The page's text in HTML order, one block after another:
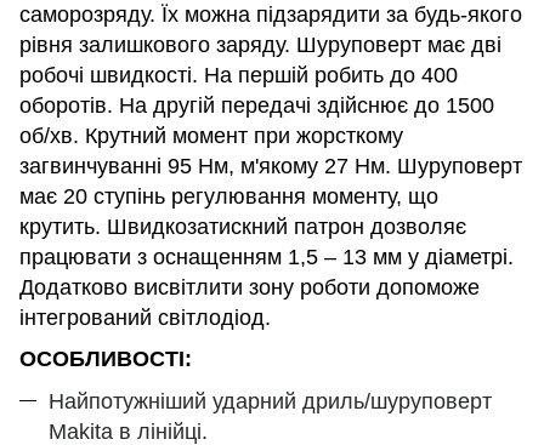
саморозряду. Їх можна підзарядити за будь-якого
рівня залишкового заряду. Шуруповерт має дві
робочі швидкості. На першій робить до 400
оборотів. На другій передачі здійснює до 1500
об/хв. Крутний момент при жорсткому
загвинчуванні 95 Нм, м'якому 27 Нм. Шуруповерт
має 20 ступінь регулювання моменту, що
крутить. Швидкозатискний патрон дозволяє
працювати з оснащенням 1,5 – 13 мм у діаметрі.
Додатково висвітлити зону роботи допоможе
інтегрований світлодіод.
ОСОБЛИВОСТІ:
Найпотужніший ударний дриль/шуруповерт
Makita в лінійці.